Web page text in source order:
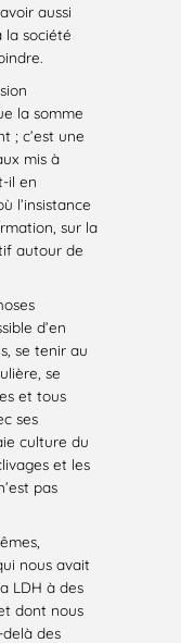
aussi
la société
la somme
; c’est une
mis à
il en
l’insistance
sur la
autour de
d’en
se tenir au
se
et tous
ses
culture du
et les
pas
nous avait
LDH à des
dont nous
des